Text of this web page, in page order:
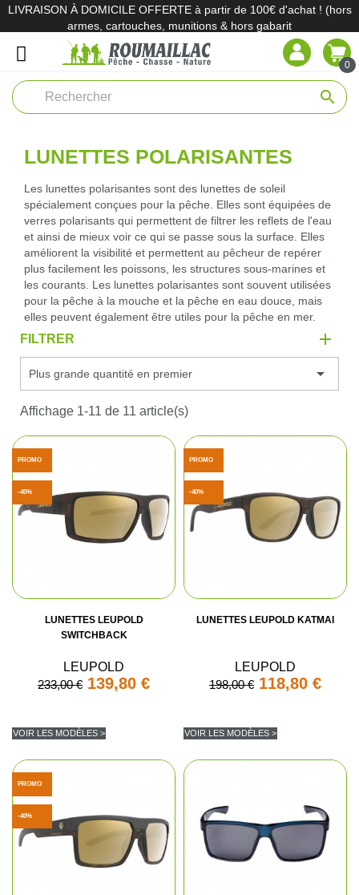
LIVRAISON À DOMICILE OFFERTE à partir de 100€ d'achat ! (hors
armes, cartouches, munitions & hors gabarit
0
search
LUNETTES POLARISANTES
Les lunettes polarisantes sont des lunettes de soleil
spécialement conçues pour la pêche. Elles sont équipées de
verres polarisants qui permettent de filtrer les reflets de l'eau
et ainsi de mieux voir ce qui se passe sous la surface. Elles
améliorent la visibilité et permettent au pêcheur de repérer
plus facilement les poissons, les structures sous-marines et
les courants. Les lunettes polarisantes sont souvent utilisées
pour la pêche à la mouche et la pêche en eau douce, mais
elles peuvent également être utiles pour la pêche en mer.
FILTRER
Plus grande quantité en premier 
Affichage 1-11 de 11 article(s)
LUNETTES LEUPOLD
SWITCHBACK
LEUPOLD
233,00 € 139,80 €
VOIR LES MODÈLES >
PROMO
-40%
LUNETTES LEUPOLD KATMAI
LEUPOLD
198,00 € 118,80 €
VOIR LES MODÈLES >
PROMO
-40%
PROMO
-40%